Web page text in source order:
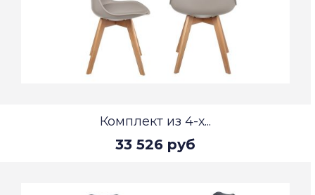
Комплект из 4-х...
33 526 руб